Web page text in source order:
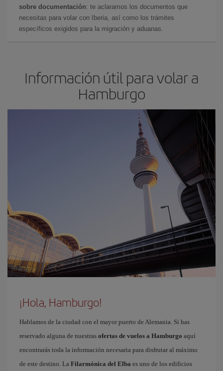
sobre documentación: te aclaramos los documentos que
necesitas para volar con Iberia, así como los trámites
específicos exigidos para la migración y aduanas.
Información útil para volar a
Hamburgo
¡Hola, Hamburgo!
Hablamos de la ciudad con el mayor puerto de Alemania. Si has
reservado alguna de nuestras ofertas de vuelos a Hamburgo aquí
encontrarás toda la información necesaria para disfrutar al máximo
de este destino. La Filarmónica del Elba es uno de los edificios